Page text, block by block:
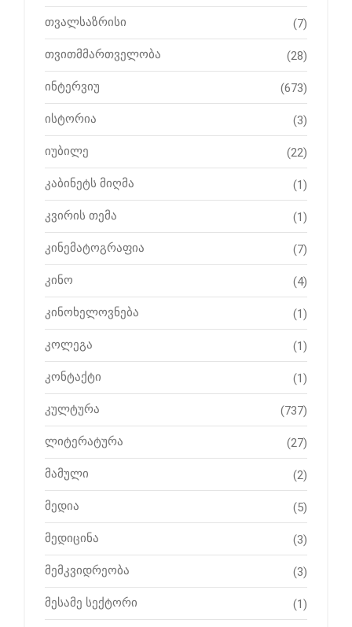
თვალსაზრისი (7)
თვითმმართველობა (28)
ინტერვიუ (673)
ისტორია (3)
იუბილე (22)
კაბინეტს მიღმა (1)
კვირის თემა (1)
კინემატოგრაფია (7)
კინო (4)
კინოხელოვნება (1)
კოლეგა (1)
კონტაქტი (1)
კულტურა (737)
ლიტერატურა (27)
მამული (2)
მედია (5)
მედიცინა (3)
მემკვიდრეობა (3)
მესამე სექტორი (1)